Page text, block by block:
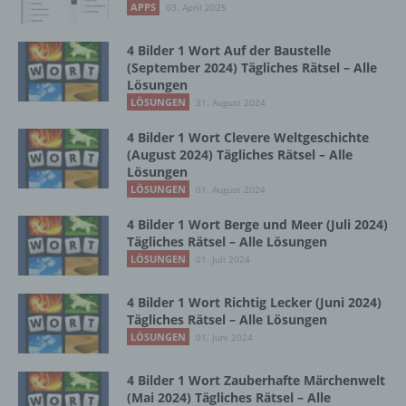
APPS 03. April 2025
4 Bilder 1 Wort Auf der Baustelle
(September 2024) Tägliches Rätsel – Alle
Lösungen
LÖSUNGEN 31. August 2024
4 Bilder 1 Wort Clevere Weltgeschichte
(August 2024) Tägliches Rätsel – Alle
Lösungen
LÖSUNGEN 01. August 2024
4 Bilder 1 Wort Berge und Meer (Juli 2024)
Tägliches Rätsel – Alle Lösungen
LÖSUNGEN 01. Juli 2024
4 Bilder 1 Wort Richtig Lecker (Juni 2024)
Tägliches Rätsel – Alle Lösungen
LÖSUNGEN 01. Juni 2024
4 Bilder 1 Wort Zauberhafte Märchenwelt
(Mai 2024) Tägliches Rätsel – Alle
b) betroffene Person
Betroffene Person ist jede identifizierte oder
identifizierbare natürliche Person, deren
personenbezogene Daten von dem für die
Verarbeitung Verantwortlichen verarbeitet
c) Verarbeitung
Verarbeitung ist jeder mit oder ohne Hilfe
automatisierter Verfahren ausgeführte
Vorgang oder jede solche Vorgangsreihe im
Zusammenhang mit personenbezogenen
Daten wie das Erheben, das Erfassen, die
Organisation, das Ordnen, die Speicherung,
die Anpassung oder Veränderung, das
Auslesen, das Abfragen, die Verwendung,
die Offenlegung durch Übermittlung,
Verbreitung oder eine andere Form der